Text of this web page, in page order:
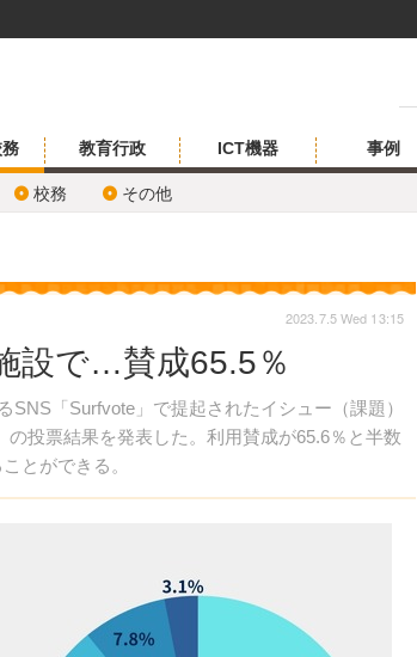
校務 その他
教育行政 ICT機器 事例
設で…賛成65.5％
「Surfvote」で提起されたイシュー（課題）
の投票結果を発表した。利用賛成が65.6％と半数
とができる。
2023.7.5 Wed 13:15